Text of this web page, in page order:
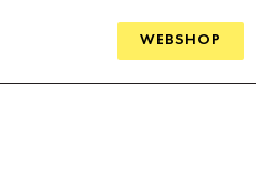
WEBSHOP